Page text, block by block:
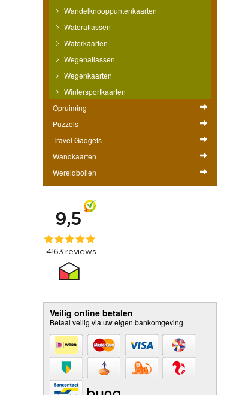
Wandelknooppuntenkaarten
Wateratlassen
Waterkaarten
Wegenatlassen
Wegenkaarten
Wintersportkaarten
Opruiming
Puzzels
Travel Gadgets
Wandkaarten
Wereldbollen
Veilig online betalen
Betaal veilig via uw eigen bankomgeving